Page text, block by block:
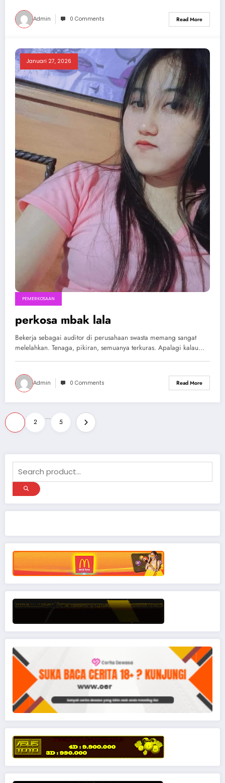
Admin 0 Comments Read More
Januari 27, 2026
PEMERKOSAAN
perkosa mbak lala
Bekerja sebagai auditor di perusahaan swasta memang sangat
melelahkan. Tenaga, pikiran, semuanya terkuras. Apalagi kalau…
Admin 0 Comments Read More
Paginasi
pos
2
…
5